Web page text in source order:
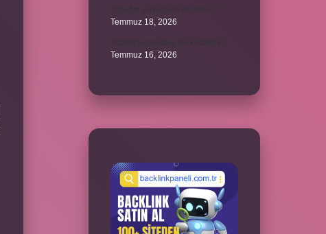
Temmuz 18, 2026
Temmuz 16, 2026